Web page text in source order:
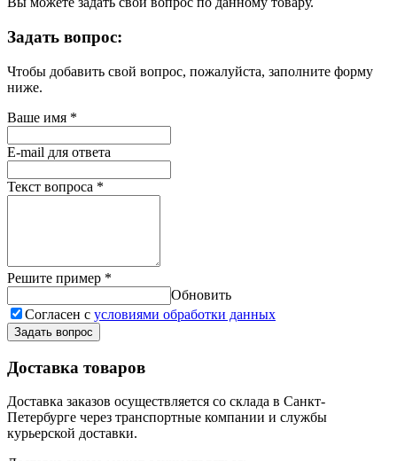
Задать вопрос:
Чтобы добавить свой вопрос, пожалуйста, заполните форму
ниже.
Ваше имя *
E-mail для ответа
Текст вопроса *
Решите пример *
Обновить
Согласен с условиями обработки данных
Задать вопрос
Доставка товаров
Доставка заказов осуществляется со склада в Санкт-
Петербурге через транспортные компании и службы
курьерской доставки.